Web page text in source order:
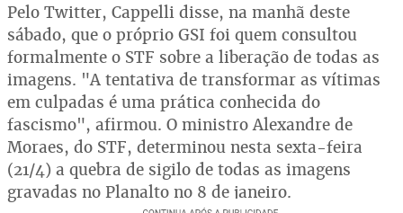
Pelo Twitter, Cappelli disse, na manhã deste
sábado, que o próprio GSI foi quem consultou
formalmente o STF sobre a liberação de todas as
imagens. "A tentativa de transformar as vítimas
em culpadas é uma prática conhecida do
fascismo", afirmou. O ministro Alexandre de
Moraes, do STF, determinou nesta sexta-feira
(21/4) a quebra de sigilo de todas as imagens
gravadas no Planalto no 8 de janeiro.